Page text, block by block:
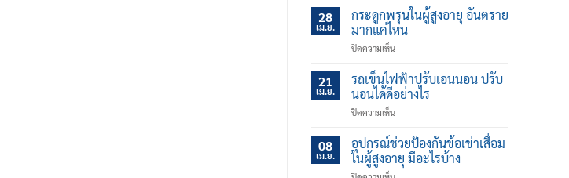
28
เม.ย.
กระดูกพรุนในผู้สูงอายุ อันตราย
มากแค่ไหน
ปิดความเห็นบน
พรุน
ใน
ผู้
สูง
อันตราย
มาก
แค่
21
เม.ย.
รถเข็นไฟฟ้าปรับเอนนอน ปรับ
นอนได้ดีอย่างไร
ปิดความเห็นบน
เข็น
ไฟฟ้า
ปรับ
08
เม.ย.
อุปกรณ์ช่วยป้องกันข้อเข่าเสื่อม
ในผู้สูงอายุ มีอะไรบ้าง